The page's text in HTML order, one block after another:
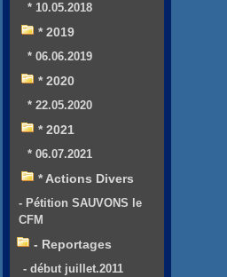
* 10.05.2018
* 2019
* 06.06.2019
* 2020
* 22.05.2020
* 2021
* 06.07.2021
* Actions Divers
- Pétition SAUVONS le
CFM
- Reportages
- début juillet.2011